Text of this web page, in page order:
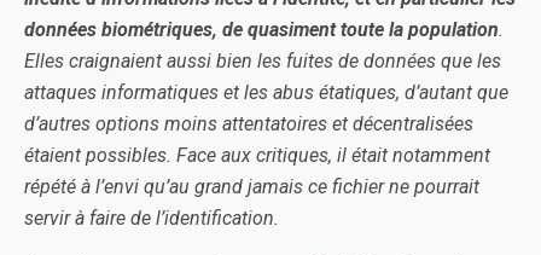
données biométriques, de quasiment toute la population.
Elles craignaient aussi bien les fuites de données que les
attaques informatiques et les abus étatiques, d’autant que
d’autres options moins attentatoires et décentralisées
étaient possibles. Face aux critiques, il était notamment
répété à l’envi qu’au grand jamais ce fichier ne pourrait
servir à faire de l’identification.